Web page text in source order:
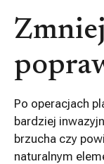
Po operacjach
bardziej
brzucha czy
naturalnym